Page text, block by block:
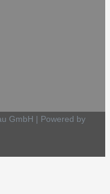
GmbH | Powered by